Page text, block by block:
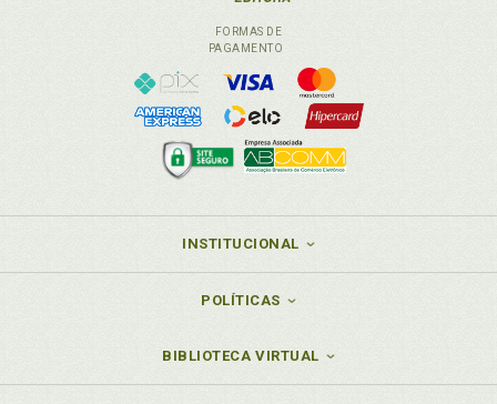
FORMAS DE
PAGAMENTO
INSTITUCIONAL
POLÍTICAS
BIBLIOTECA VIRTUAL